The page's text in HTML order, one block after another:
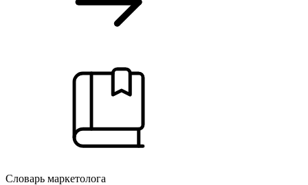
Словарь маркетолога